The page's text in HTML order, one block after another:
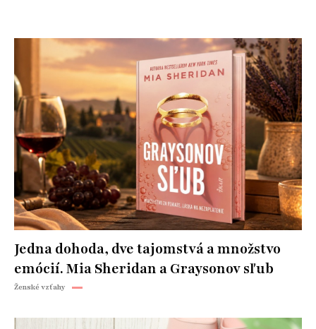
Jedna dohoda, dve tajomstvá a množstvo
emócií. Mia Sheridan a Graysonov sľub
Ženské vzťahy